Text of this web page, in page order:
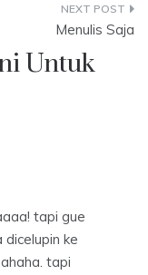
Menulis Saja
Untuk
tapi gue
ke
tapi